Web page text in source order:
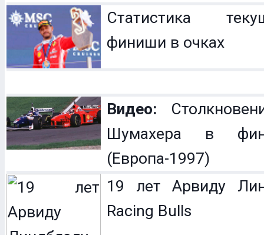
Статистика
финиши в очках
Видео:
Шумахера в
(Европа-1997)
19 лет Арвиду
Racing Bulls